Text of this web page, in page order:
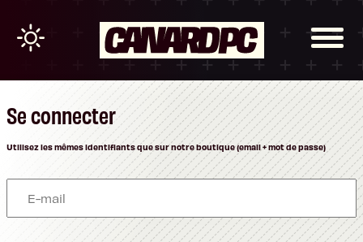
Se connecter
Utilisez les mêmes identifiants que sur notre boutique (email + mot de passe)